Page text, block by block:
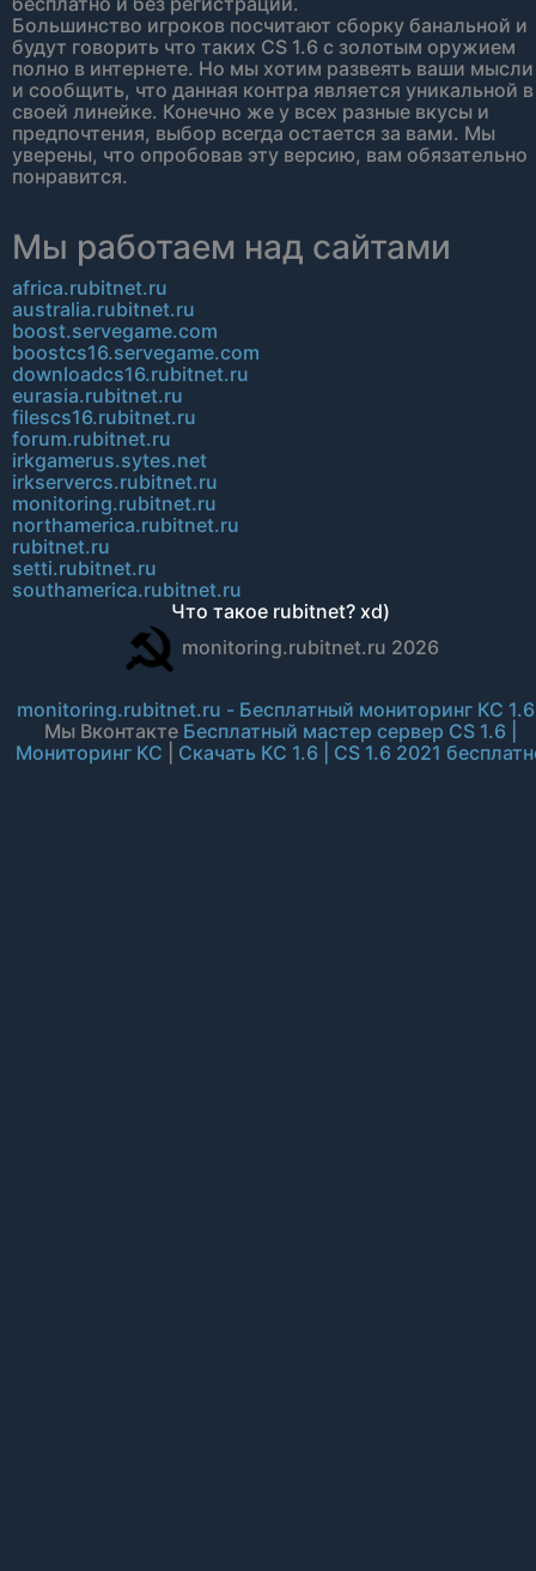
Большинство игроков посчитают сборку банальной и
будут говорить что таких CS 1.6 с золотым оружием
полно в интернете. Но мы хотим развеять ваши мысли
и сообщить, что данная контра является уникальной в
своей линейке. Конечно же у всех разные вкусы и
предпочтения, выбор всегда остается за вами. Мы
уверены, что опробовав эту версию, вам обязательно
понравится.
Мы работаем над сайтами
africa.rubitnet.ru
australia.rubitnet.ru
boost.servegame.com
boostcs16.servegame.com
downloadcs16.rubitnet.ru
eurasia.rubitnet.ru
filescs16.rubitnet.ru
forum.rubitnet.ru
irkgamerus.sytes.net
irkservercs.rubitnet.ru
monitoring.rubitnet.ru
northamerica.rubitnet.ru
rubitnet.ru
setti.rubitnet.ru
southamerica.rubitnet.ru
Что такое rubitnet? xd)
monitoring.rubitnet.ru 2026
monitoring.rubitnet.ru - Бесплатный мониторинг КС 1.6
Мы Вконтакте Бесплатный мастер сервер CS 1.6 |
Мониторинг КС
Скачать КС 1.6 | CS 1.6 2021